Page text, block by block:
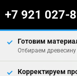
+7 921 027-
Готовим
Отбираем
Корректируем